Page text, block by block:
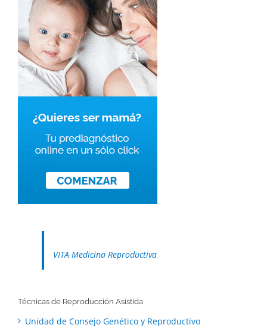
VITA Medicina Reproductiva
Técnicas de Reproducción Asistida
Unidad de Consejo Genético y Reproductivo